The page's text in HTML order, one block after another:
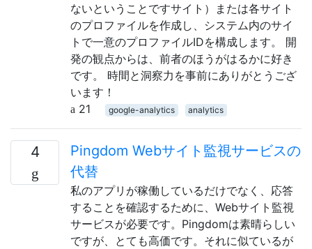
ないということですサイト）または各サイト
のプロファイルを作成し、システム内のサイ
トで一意のプロファイルIDを構成します。 開
発の観点からは、前者のほうがはるかに好き
です。 時間と洞察力を事前にありがとうござ
います！
21
google-analytics analytics
4
Pingdom Webサイト監視サービスの
代替
私のアプリが稼働しているだけでなく、応答
することを確認するために、Webサイト監視
サービスが必要です。Pingdomは素晴らしい
ですが、とても高価です。それに似ているが